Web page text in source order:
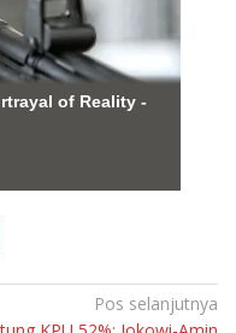
h
ar
Pos selanjutnya